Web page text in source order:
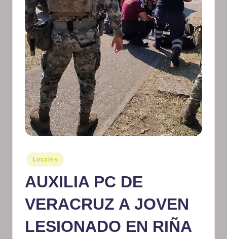
m
at
iv
o
Publicado
en
Locales
AUXILIA PC DE
VERACRUZ A JOVEN
LESIONADO EN RIÑA